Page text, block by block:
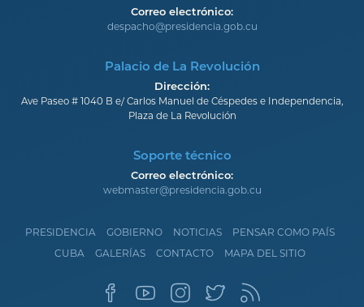
Correo electrónico:
despacho@presidencia.gob.cu
Palacio de La Revolución
Dirección:
Ave Paseo # 1040 B e/ Carlos Manuel de Céspedes e Independencia,
Plaza de La Revolución
Soporte técnico
Correo electrónico:
webmaster@presidencia.gob.cu
PRESIDENCIA GOBIERNO NOTICIAS
PENSAR COMO PAÍS
CUBA
GALERÍAS CONTACTO MAPA DEL SITIO